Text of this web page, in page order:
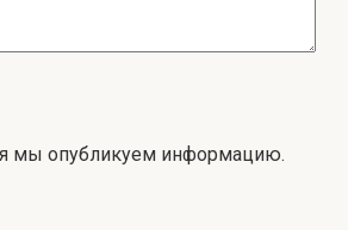
мы опубликуем информацию.